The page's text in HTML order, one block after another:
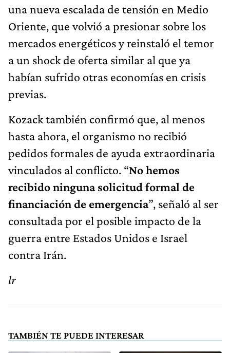
una nueva escalada de tensión en Medio
Oriente, que volvió a presionar sobre los
mercados energéticos y reinstaló el temor
a un shock de oferta similar al que ya
habían sufrido otras economías en crisis
previas.
Kozack también confirmó que, al menos
hasta ahora, el organismo no recibió
pedidos formales de ayuda extraordinaria
vinculados al conflicto. “No hemos
recibido ninguna solicitud formal de
financiación de emergencia”, señaló al ser
consultada por el posible impacto de la
guerra entre Estados Unidos e Israel
contra Irán.
lr
TAMBIÉN TE PUEDE INTERESAR